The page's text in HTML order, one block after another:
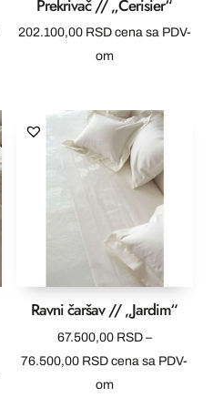
Prekrivač // „Cerisier“
202.100,00 RSD cena sa PDV-
om
Ravni čaršav // „Jardim“
67.500,00 RSD –
76.500,00 RSDRaspon
cena:
cena sa PDV-
om